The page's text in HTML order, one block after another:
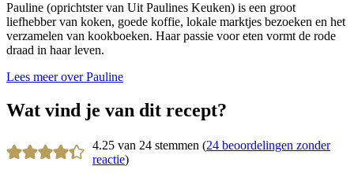
Pauline (oprichtster van Uit Paulines Keuken) is een groot
liefhebber van koken, goede koffie, lokale marktjes bezoeken en het
verzamelen van kookboeken. Haar passie voor eten vormt de rode
draad in haar leven.
Lees meer over Pauline
Wat vind je van dit recept?
4.25 van 24 stemmen (24 beoordelingen zonder
reactie)